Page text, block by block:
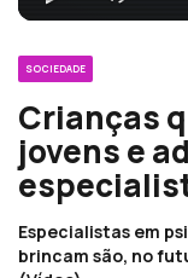
SOCIEDADE
Crianças
jovens e
Especialistas em
brincam são, no